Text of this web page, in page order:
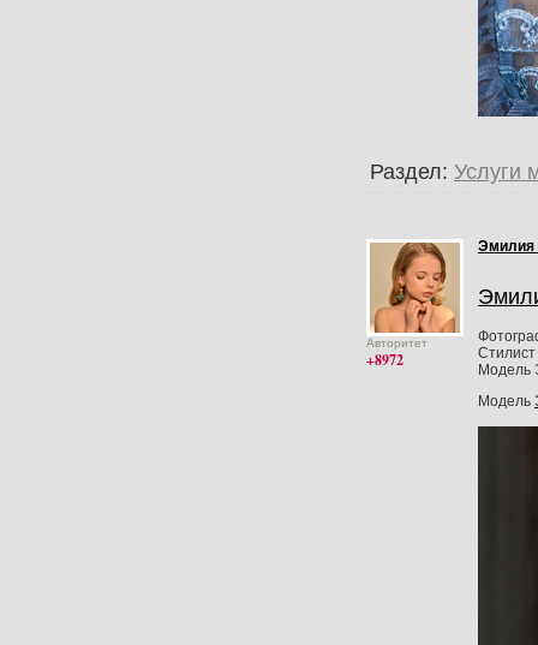
Раздел: Услуги
Авторитет
+8972
Эмилия
Стилист
Модель
Модель